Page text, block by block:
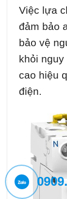
Việc lựa
đảm bảo
bảo vệ
khỏi
cao hiệu
điện.